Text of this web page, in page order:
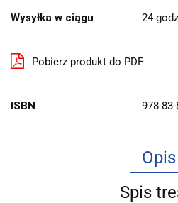
Wysyłka w ciągu 24
Pobierz produkt do PDF
ISBN 978-
Opis
Spis